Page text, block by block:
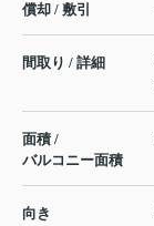
償却 / 敷引
間取り / 詳細
面積 /
バルコニー面積
向き